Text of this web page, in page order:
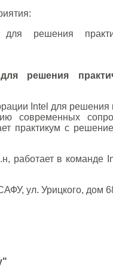
решения
решения
Intel для решения
современных
практикум с
работает в команде
ул. Урицкого, дом